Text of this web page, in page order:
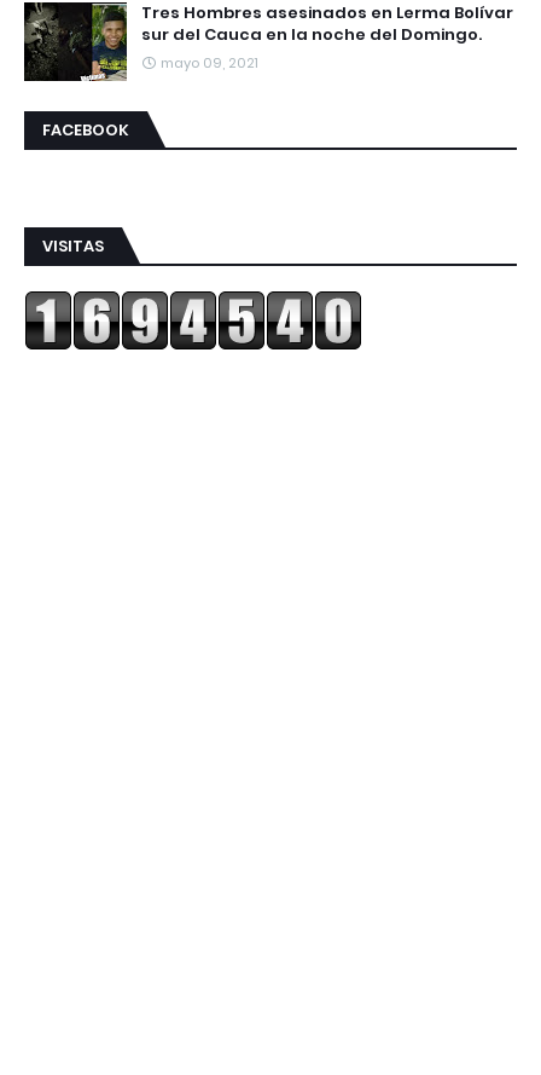
Tres Hombres asesinados en Lerma Bolívar
sur del Cauca en la noche del Domingo.
mayo 09, 2021
FACEBOOK
VISITAS